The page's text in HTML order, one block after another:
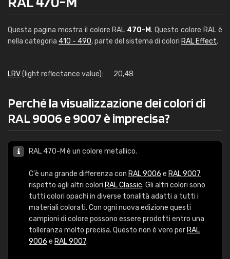
Questa pagina mostra il colore RAL 470-M. Questo colore RAL è
nella categoria 410 - 490, parte del sistema di colori RAL Effect.
LRV(light reflectance value): 20,48
Perché la visualizzazione dei colori di
RAL 9006 e 9007 è imprecisa?
RAL 470-M è un colore metallico.
C'è una grande differenza con RAL 9006 e RAL 9007
rispetto agli altri colori RAL Classic. Gli altri colori sono
tutti colori opachi in diverse tonalità adatti a tutti i
materiali colorati. Con ogni nuova edizione questi
campioni di colore possono essere prodotti entro una
tolleranza molto precisa. Questo non è vero per RAL
9006 e RAL 9007.